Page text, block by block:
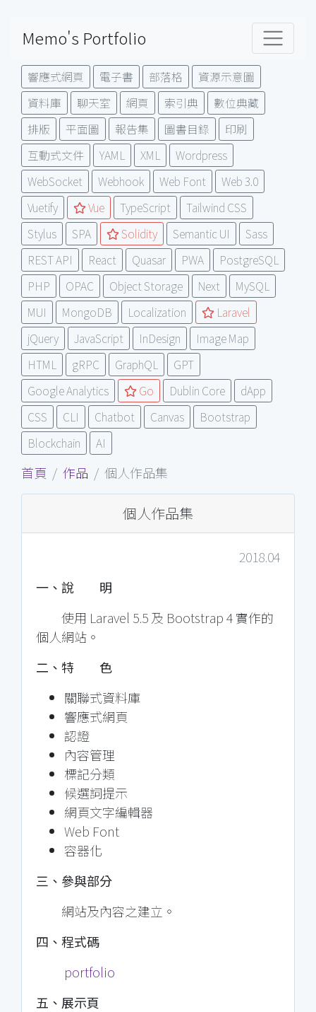
Memo's Portfolio
響應式網頁 電子書 部落格
資源示意圖
資料庫
聊天室 網頁 索引典
數位典藏
排版
平面圖 報告集 圖書目錄
印刷
互動式文件
YAML XML
Wordpress
WebSocket
Webhook Web Font
Web 3.0
Vuetify
Vue TypeScript
Tailwind CSS
Stylus
SPA Solidity Semantic UI
Sass
REST API
React Quasar PWA
PostgreSQL
PHP
OPAC Object Storage Next
MySQL
MUI
MongoDB Localization
Laravel
jQuery
JavaScript InDesign
Image Map
HTML
gRPC GraphQL
GPT
Google Analytics
Go Dublin Core
dApp
CSS
CLI Chatbot Canvas
Bootstrap
Blockchain
AI
首頁 作品 個人作品集
個人作品集
2018.04
一、說 明
使用 Laravel 5.5 及 Bootstrap 4 實作的
個人網站。
二、特 色
關聯式資料庫
響應式網頁
認證
內容管理
標記分類
候選詞提示
網頁文字編輯器
Web Font
容器化
三、參與部分
網站及內容之建立。
四、程式碼
portfolio
五、展示頁